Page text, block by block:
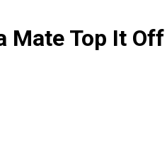
Mate Top It Off